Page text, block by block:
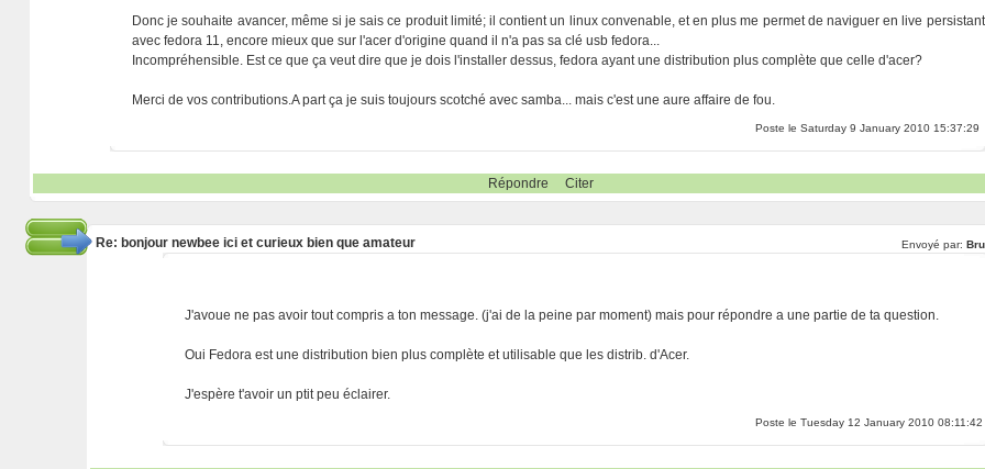
Donc je souhaite avancer, même si je sais ce produit limité; il contient un linux convenable, et en plus me permet de naviguer en live persistant
avec fedora 11, encore mieux que sur l'acer d'origine quand il n'a pas sa clé usb fedora...
Incompréhensible. Est ce que ça veut dire que je dois l'installer dessus, fedora ayant une distribution plus complète que celle d'acer?
Merci de vos contributions.A part ça je suis toujours scotché avec samba... mais c'est une aure affaire de fou.
Poste le Saturday 9 January 2010 15:37:29
Répondre Citer
Re: bonjour newbee ici et curieux bien que amateur Envoyé par:
J'avoue ne pas avoir tout compris a ton message. (j'ai de la peine par moment) mais pour répondre a une partie de ta question.
Oui Fedora est une distribution bien plus complète et utilisable que les distrib. d'Acer.
J'espère t'avoir un ptit peu éclairer.
Poste le Tuesday 12 January 2010 08:11:42